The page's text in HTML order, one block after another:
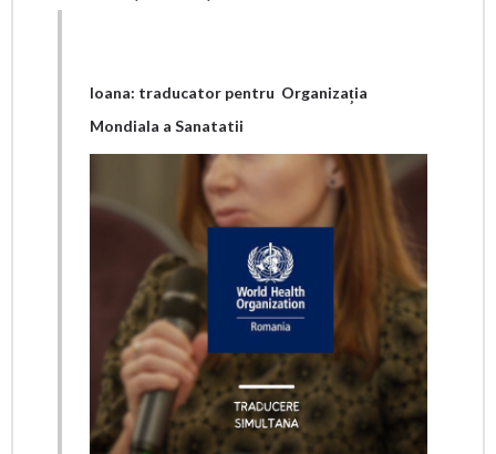
Ioana: traducator pentru Organizația
Mondiala a Sanatatii